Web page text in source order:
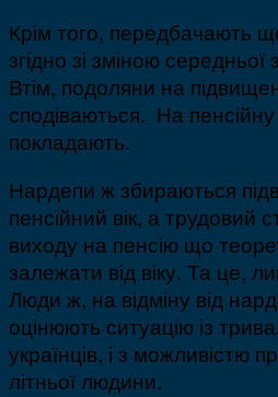
Крім того, передбачають
згідно зі зміною середньої
Втім, подоляни на
сподіваються. На
покладають.
Нардепи ж збираються
пенсійний вік, а трудовий
виходу на пенсію що
залежати від віку. Та це,
Люди ж, на відміну від
оцінюють ситуацію із
українців, і з можливістю
літньої людини.